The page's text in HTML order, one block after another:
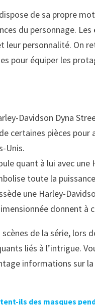
de sa propre
du personnage. Les
leur personnalité. On
pour équiper les
Davidson Dyna
certaines pièces
Unis.
quant à lui avec
toute la
une Harley-
donnent
de la série, lors
liés à l’intrigue.
informations sur
ils des masques